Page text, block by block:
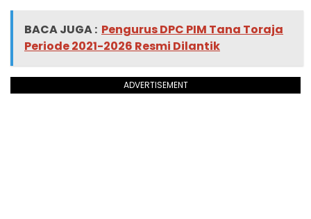
BACA JUGA : Pengurus DPC PIM Tana Toraja
Periode 2021-2026 Resmi Dilantik
ADVERTISEMENT